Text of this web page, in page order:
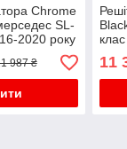
Chrome
SL-
2020 року
987 ₴ 11